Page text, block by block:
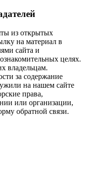
из открытых
на материал в
сайта и
целях.
владельцам.
за содержание
на нашем сайте
права,
или организации,
обратной связи.